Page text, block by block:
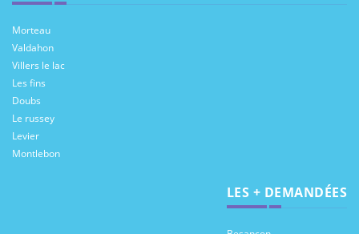
Morteau
Valdahon
Villers le lac
Les fins
Doubs
Le russey
Levier
Montlebon
LES + DEMANDÉES